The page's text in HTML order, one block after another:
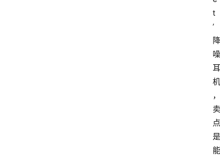
t
’
降
噪
耳
机
，
卖
点
是
能